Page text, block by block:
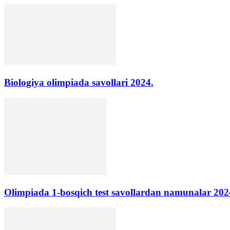
Biologiya olimpiada savollari 2024.
Olimpiada 1-bosqich test savollardan namunalar